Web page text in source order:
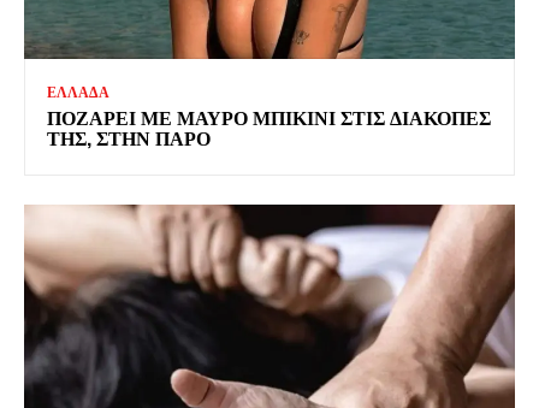
ΕΛΛΑΔΑ
ΠΟΖΑΡΕΙ ΜΕ ΜΑΥΡΟ ΜΠΙΚΙΝΙ ΣΤΙΣ ΔΙΑΚΟΠΕΣ
ΤΗΣ, ΣΤΗΝ ΠΑΡΟ